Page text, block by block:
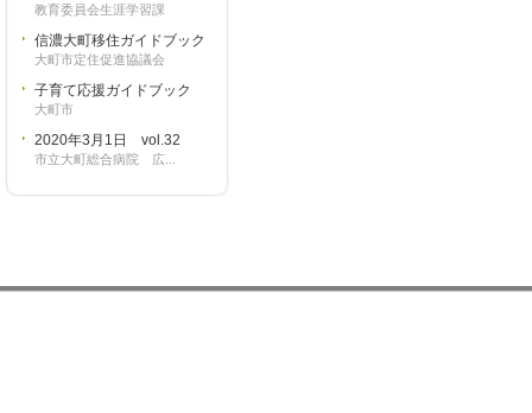
教育委員会生涯学習課
信濃大町移住ガイドブック
大町市定住促進協議会
子育て応援ガイドブック
大町市
2020年3月1日 vol.32
市立大町総合病院 広...